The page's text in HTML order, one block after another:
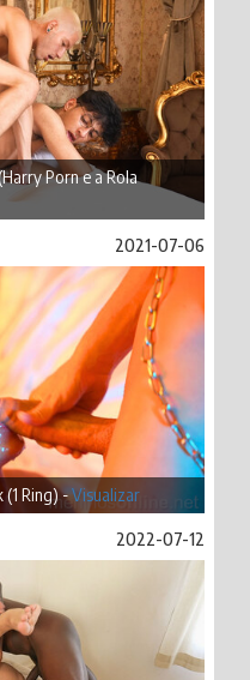
Porn e a Rola
2021-07-06
(1 Ring) -Visualizar
2022-07-12